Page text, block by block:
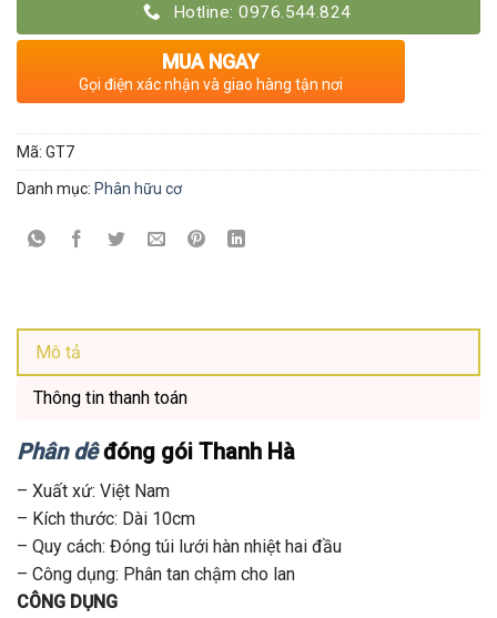
Hotline: 0976.544.824
MUA NGAY
Gọi điện xác nhận và giao hàng tận nơi
Mã: GT7
Danh mục: Phân hữu cơ
Mô tả
Thông tin thanh toán
Phân dêđóng gói Thanh Hà
– Xuất xứ: Việt Nam
– Kích thước: Dài 10cm
– Quy cách: Đóng túi lưới hàn nhiệt hai đầu
– Công dụng: Phân tan chậm cho lan
CÔNG DỤNG